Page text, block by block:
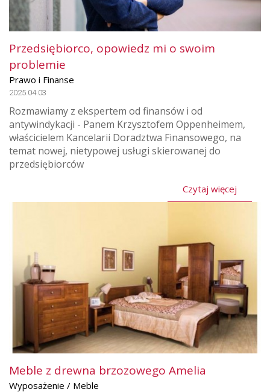
Przedsiębiorco, opowiedz mi o swoim
problemie
Prawo i Finanse
2025.04.03
Rozmawiamy z ekspertem od finansów i od
antywindykacji - Panem Krzysztofem Oppenheimem,
właścicielem Kancelarii Doradztwa Finansowego, na
temat nowej, nietypowej usługi skierowanej do
przedsiębiorców
Czytaj więcej
Meble z drewna brzozowego Amelia
Wyposażenie / Meble